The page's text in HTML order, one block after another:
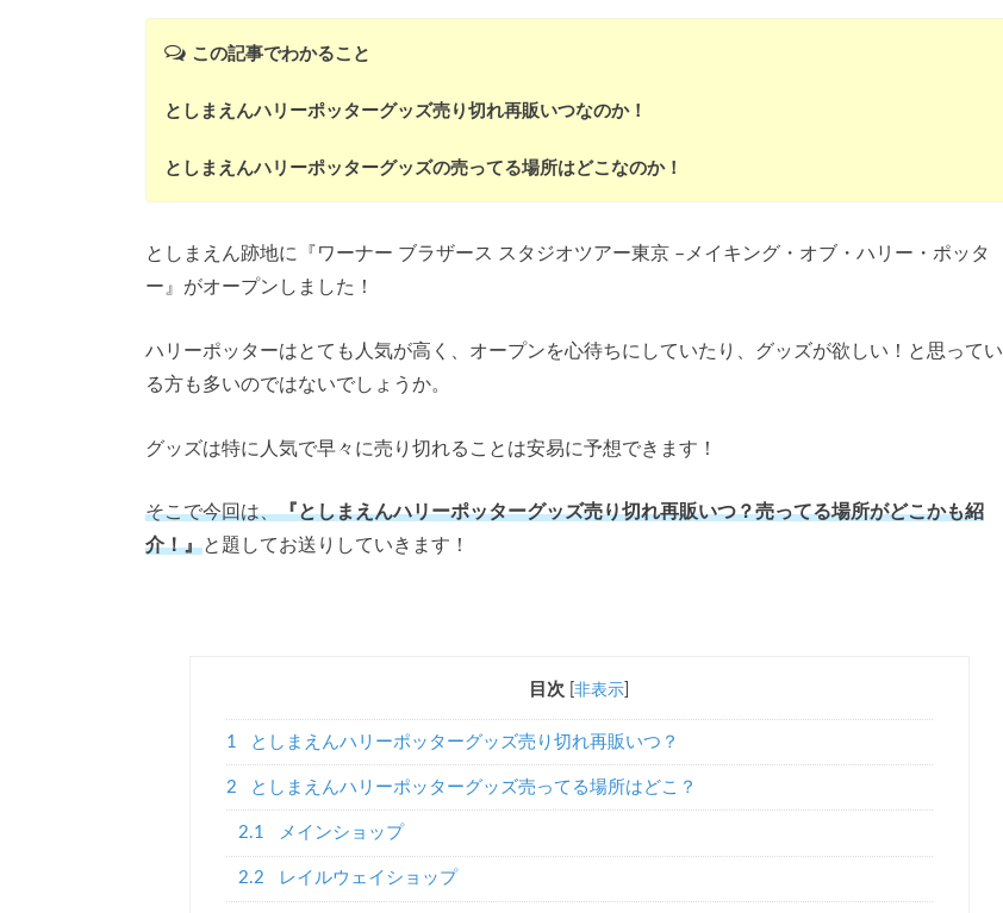
この記事でわかること
としまえんハリーポッターグッズ売り切れ再販いつなのか！
としまえんハリーポッターグッズの売ってる場所はどこなのか！
としまえん跡地に『ワーナー ブラザース スタジオツアー東京 –メイキング・オブ・ハリー・ポッタ
ー』がオープンしました！
ハリーポッターはとても人気が高く、オープンを心待ちにしていたり、グッズが欲しい！と思ってい
る方も多いのではないでしょうか。
グッズは特に人気で早々に売り切れることは安易に予想できます！
そこで今回は、『としまえんハリーポッターグッズ売り切れ再販いつ？売ってる場所がどこかも紹
介！』と題してお送りしていきます！
目次 非表示
1 としまえんハリーポッターグッズ売り切れ再販いつ？
2 としまえんハリーポッターグッズ売ってる場所はどこ？
2.1 メインショップ
2.2 レイルウェイショップ